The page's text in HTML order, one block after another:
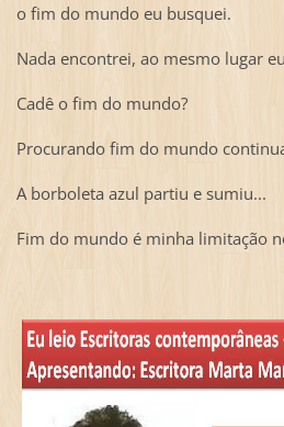
o fim do mundo eu busquei.
Nada encontrei, ao mesmo lugar
Cadê o fim do mundo?
Procurando fim do mundo
A borboleta azul partiu e sumiu...
Fim do mundo é minha limitação